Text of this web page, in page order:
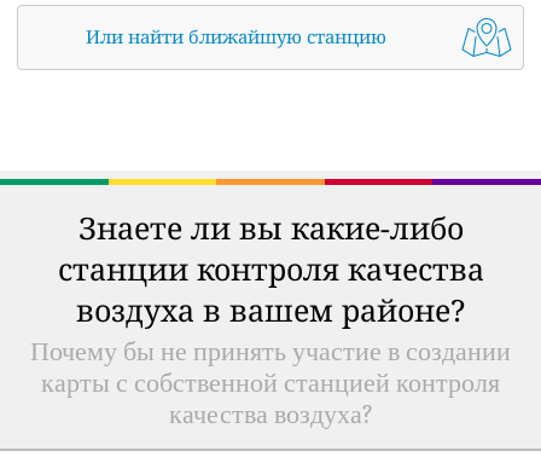
Или найти ближайшую станцию
Знаете ли вы какие-либо
станции контроля качества
воздуха в вашем районе?
Почему бы не принять участие в создании
карты с собственной станцией контроля
качества воздуха?